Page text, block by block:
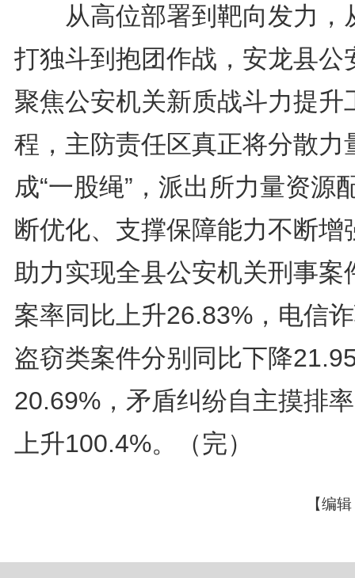
从高位部署到靶向发力，
打独斗到抱团作战，安龙县公
聚焦公安机关新质战斗力提升
程，主防责任区真正将分散力
成“一股绳”，派出所力量资源
断优化、支撑保障能力不断增
助力实现全县公安机关刑事案
案率同比上升26.83%，电信
盗窃类案件分别同比下降
20.69%，矛盾纠纷自主摸排
上升100.4%。（完）
【编